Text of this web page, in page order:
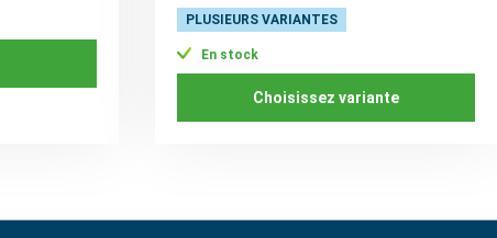
PLUSIEURS VARIANTES
En stock
Choisissez variante